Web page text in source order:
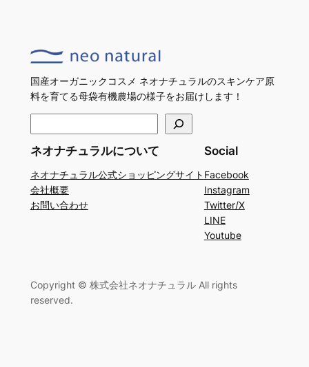
国産オーガニックコスメ ネオナチュラルのスキンケア原
料を育てる母袋有機農場の様子をお届けします！
ネオナチュラルについて
ネオナチュラル公式ショッピングサイト
会社概要
お問い合わせ
Social
Facebook
Instagram
Twitter/X
LINE
Youtube
Copyright © 株式会社ネオナチュラル All rights
reserved.